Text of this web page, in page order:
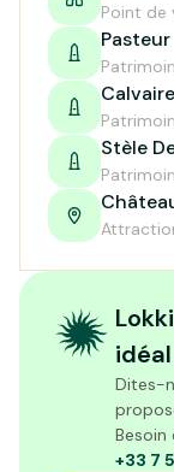
Point de
Pasteur
Calvaire
Stèle
idéal
Dites-
Besoin
+33 7